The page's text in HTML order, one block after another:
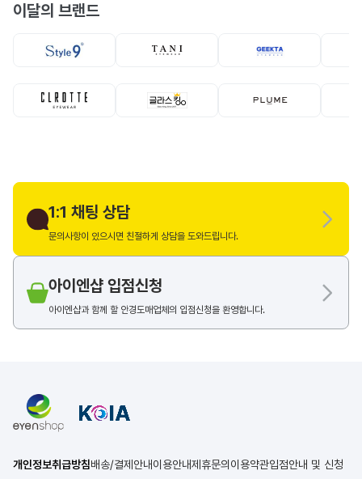
뿔테 뿔테
이달의 브랜드
1:1 채팅 상담
문의사항이 있으시면 친절하게 상담을 도와드립니다.
아이엔샵 입점신청
아이엔샵과 함께 할 안경도매업체의 입점신청을 환영합니다.
개인정보취급방침배송/결제안내이용안내제휴문의 이용약관입점안내 및 신청